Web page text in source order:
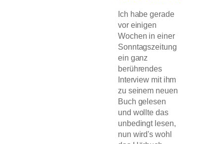
Ich habe gerade
vor einigen
Wochen in einer
Sonntagszeitung
ein ganz
berührendes
Interview mit ihm
zu seinem neuen
Buch gelesen
und wollte das
unbedingt lesen,
nun wird's wohl